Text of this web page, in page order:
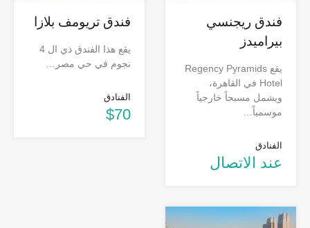
فندق ريجنسي
بيراميدز
يقع Regency Pyramids
Hotel في القاهرة،
ويشمل مسبحاً خارجياً
موسمياً…
الفنادق
عند الاتصال
فندق تريومف بلازا
يقع هذا الفندق ذي ال 4
نجوم في حي مصر…
الفنادق
$70